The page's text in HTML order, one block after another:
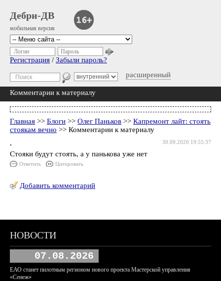
Дебри-ДВ
мобильная версия
расширенный
Логин Пароль
Регистрация / Забыли пароль?
Комментарии к материалу
Главная >> Блоги >> Олег Паньков >> Капремонт лайт: стоять
стоякам вечно >> Комментарии к материалу
30.09.2020 19:55:37
.
Стояки будут стоять, а у панькова уже нет
Ответить Цитировать
Добавить комментарий
НОВОСТИ
07.08.2026
ЕАО станет пилотным регионом нового проекта Мастерской управления
«Сенеж»